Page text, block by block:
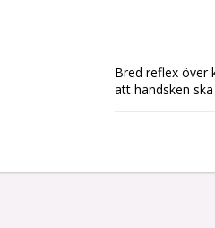
Bred reflex över
att handsken